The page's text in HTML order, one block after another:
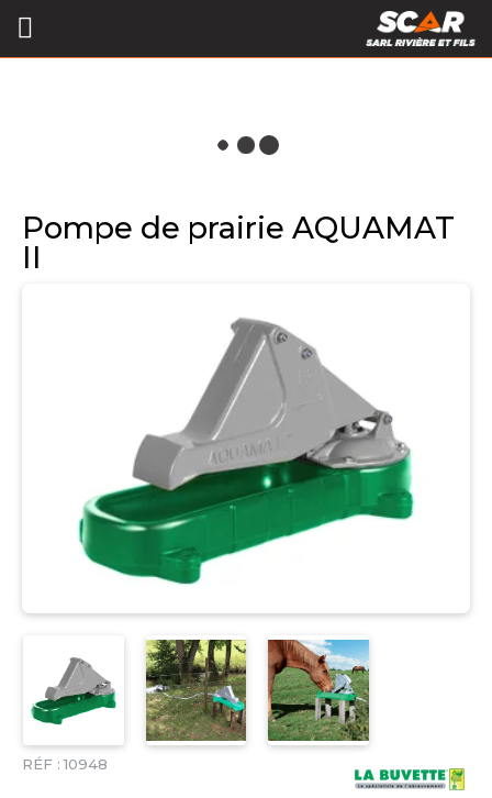
Pompe de prairie AQUAMAT
II
RÉF : 10948